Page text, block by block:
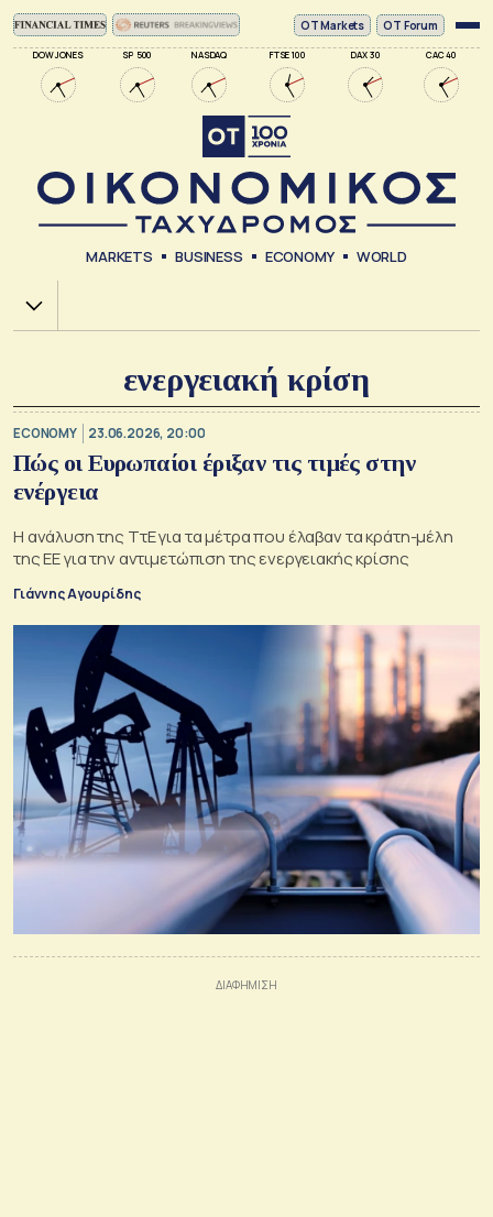
DOW JONES SP 500 NASDAQ FTSE 100 DAX 30 CAC 40
ΟΤ Markets OT Forum
MARKETS BUSINESS ECONOMY WORLD
Χ.Α.
ενεργειακή κρίση
ECONOMY 23.06.2026, 20:00
Πώς οι Ευρωπαίοι έριξαν τις τιμές στην
ενέργεια
Η ανάλυση της ΤτΕ για τα μέτρα που έλαβαν τα κράτη-μέλη
της ΕΕ για την αντιμετώπιση της ενεργειακής κρίσης
Γιάννης Αγουρίδης